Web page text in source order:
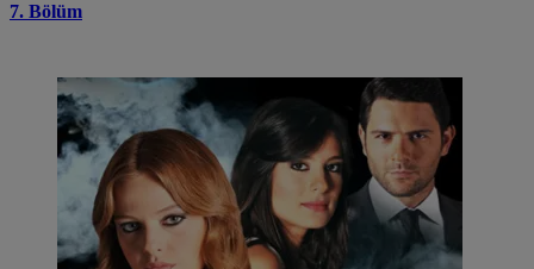
7. Bölüm